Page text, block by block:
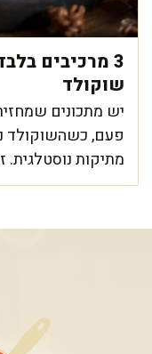
3 מרכיבים
שוקולד
יש מתכונים
פעם, כשהשוקולד
מתיקות נוסטלגית.